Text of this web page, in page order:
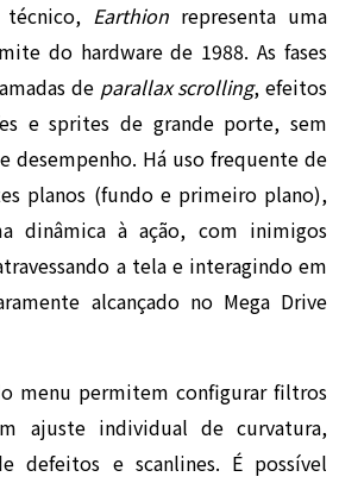
Earthion representa uma
do hardware de 1988. As fases
de parallax scrolling, efeitos
e sprites de grande porte, sem
desempenho. Há uso frequente de
planos (fundo e primeiro plano),
dinâmica à ação, com inimigos
a tela e interagindo em
alcançado no Mega Drive
menu permitem configurar filtros
ajuste individual de curvatura,
defeitos e scanlines. É possível